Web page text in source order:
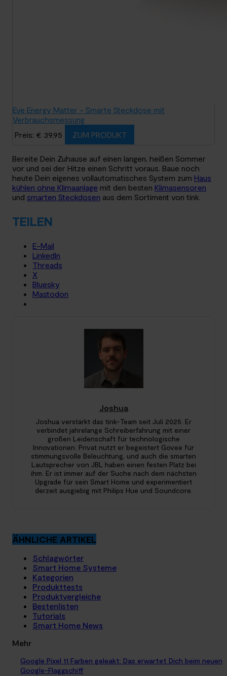
Eve Energy Matter - Smarte Steckdose mit
Verbrauchsmessung
Preis: € 39,95
ZUM PRODUKT
Bereite Dein Zuhause auf einen langen, heißen Sommer
vor und sei der Hitze einen Schritt voraus. Baue noch
heute Dein eigenes vollautomatisches System zum Haus
kühlen ohne Klimaanlage mit den besten Klimasensoren
und smarten Steckdosen aus dem Sortiment von tink.
TEILEN
E-Mail
LinkedIn
Threads
X
Bluesky
Mastodon
Joshua
Joshua verstärkt das tink-Team seit Juli 2025. Er
verbindet jahrelange Schreiberfahrung mit einer
großen Leidenschaft für technologische
Innovationen. Privat nutzt er begeistert Govee für
stimmungsvolle Beleuchtung, und auch die smarten
Lautsprecher von JBL haben einen festen Platz bei
ihm. Er ist immer auf der Suche nach dem nächsten
Upgrade für sein Smart Home und experimentiert
derzeit ausgiebig mit Philips Hue und Soundcore.
ÄHNLICHE ARTIKEL
Schlagwörter
Smart Home Systeme
Kategorien
Produkttests
Produktvergleiche
Bestenlisten
Tutorials
Smart Home News
Mehr
Google Pixel 11 Farben geleakt: Das erwartet Dich beim neuen
Google-Flaggschiff